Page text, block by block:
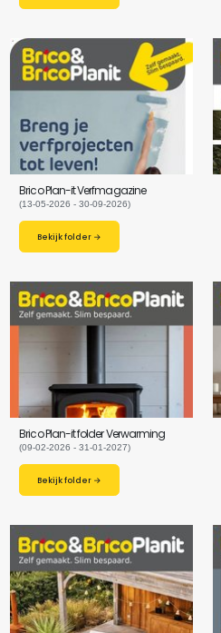
Brico Plan-it Verfmagazine
(13-05-2026 - 30-09-2026)
Bekijk folder →
Brico Plan-it folder Verwarming
(09-02-2026 - 31-01-2027)
Bekijk folder →